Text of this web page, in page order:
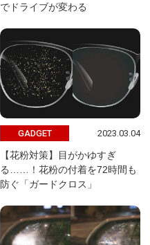
でドライブが変わる
GADGET 2023.03.04
【花粉対策】目がかゆすぎ
る……！花粉の付着を72時間も
防ぐ「ガードクロス」